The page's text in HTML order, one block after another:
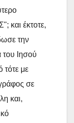
και έκτοτε,
την
του Ιησού
τότε με
σε
και,